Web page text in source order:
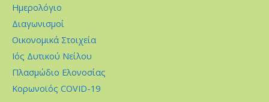
Ημερολόγιο
Διαγωνισμοί
Οικονομικά Στοιχεία
Ιός Δυτικού Νείλου
Πλασμώδιο Ελονοσίας
Κορωνοϊός COVID-19